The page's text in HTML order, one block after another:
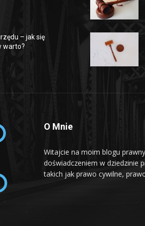
– jak się
warto?
O Mnie
Witajcie na moim blogu
doświadczeniem w dziedzinie
takich jak prawo cywilne,